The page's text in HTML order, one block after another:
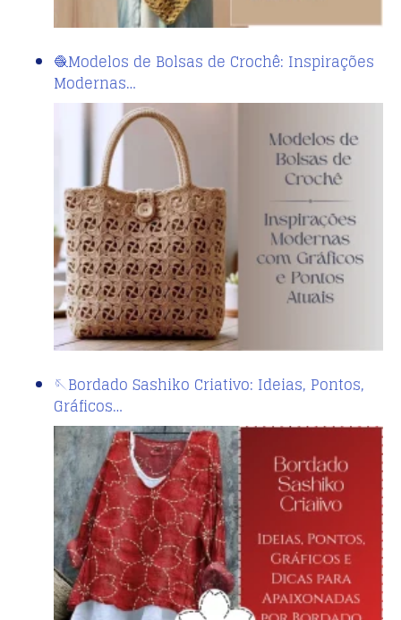
🧶Modelos de Bolsas de Crochê: Inspirações
Modernas…
🪡Bordado Sashiko Criativo: Ideias, Pontos,
Gráficos…